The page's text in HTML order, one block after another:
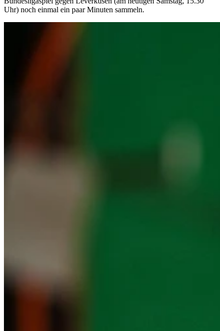
Uhr) noch einmal ein paar Minuten sammeln.